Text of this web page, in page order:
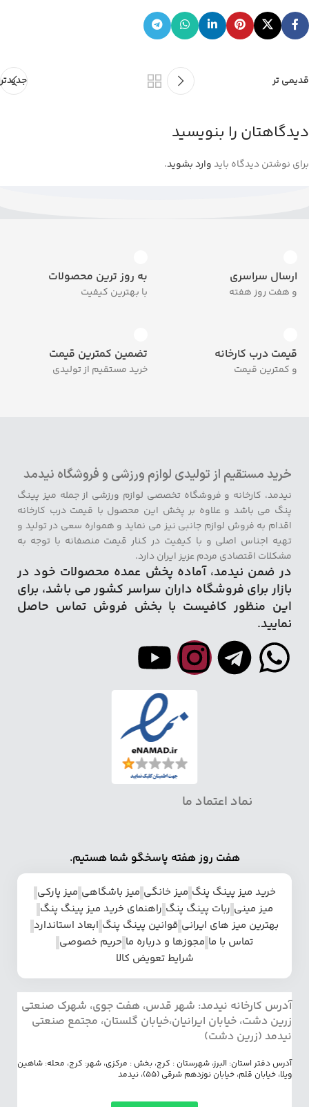
جدیدتر قدیمی تر
دیدگاهتان را بنویسید
برای نوشتن دیدگاه بایدوارد بشوید.
ارسال سراسری
و هفت روز هفته
به روز ترین محصولات
با بهترین کیفیت
قیمت درب کارخانه
و کمترین قیمت
تضمین کمترین قیمت
خرید مستقیم از تولیدی
خرید مستقیم از تولیدی لوازم ورزشی و فروشگاه نیدمد
نیدمد، کارخانه و فروشگاه تخصصی لوازم ورزشی از جمله میز پینگ
پنگ می باشد و علاوه بر پخش این محصول با قیمت درب کارخانه
اقدام به فروش لوازم جانبی نیز می نماید و همواره سعی در تولید و
تهیه اجناس اصلی و با کیفیت در کنار قیمت منصفانه با توجه به
مشکلات اقتصادی مردم عزیز ایران دارد.
در ضمن نیدمد، آماده پخش عمده محصولات خود در
بازار برای فروشگاه داران سراسر کشور می باشد، برای
این منظور کافیست با بخش فروش تماس حاصل
نمایید.
نماد اعتماد ما
هفت روز هفته پاسخگو شما هستیم.
خرید میز پینگ پنگ میز خانگی میز باشگاهی میز پارکی
میز مینی ربات پینگ پنگ راهنمای خرید میز پینگ پنگ
بهترین میز های ایرانی قوانین پینگ پنگ ابعاد استاندارد
تماس با ما مجوزها و درباره ما حریم خصوصی
شرایط تعویض کالا
آدرس کارخانه نیدمد: شهر قدس، هفت جوی، شهرک صنعتی
زرین دشت، خیابان ایرانیان،خیابان گلستان، مجتمع صنعتی
نیدمد (زرین دشت)
آدرس دفتر استان: البرز، شهرستان : کرج، بخش : مرکزی، شهر: کرج، محله: شاهین
ویلا، خیابان قلم، خیابان نوزدهم شرقی (55)، نیدمد